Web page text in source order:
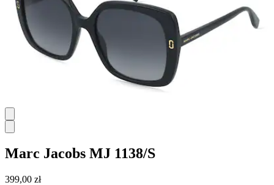
Marc Jacobs MJ 1138/S
399,00 zł